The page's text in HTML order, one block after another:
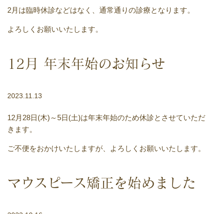
2月は臨時休診などはなく、通常通りの診療となります。
よろしくお願いいたします。
12月 年末年始のお知らせ
2023.11.13
12月28日(木)～5日(土)は年末年始のため休診とさせていただ
きます。
ご不便をおかけいたしますが、よろしくお願いいたします。
マウスピース矯正を始めました